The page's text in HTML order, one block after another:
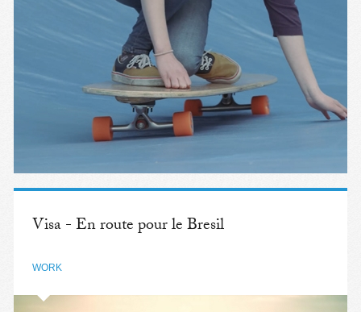
Visa - En route pour le Bresil
WORK